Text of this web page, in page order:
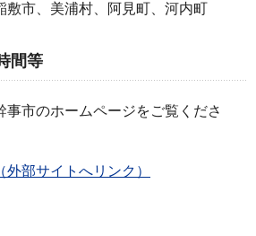
敷市、美浦村、阿見町、河内町
間等
事市のホームページをご覧くださ
部サイトへリンク）